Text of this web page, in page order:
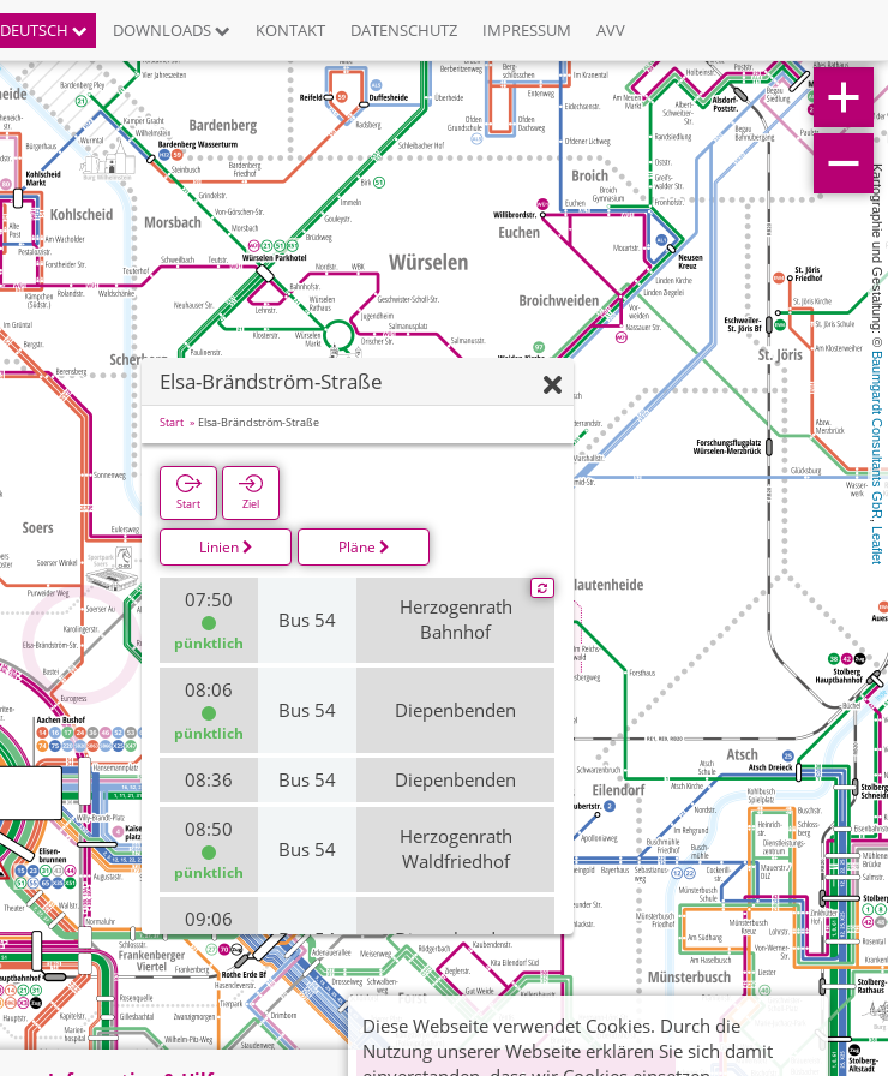
DEUTSCH DOWNLOADS KONTAKT DATENSCHUTZ IMPRESSUM AVV
Kartographie und Gestaltung: ©
Baumgardt Consultants GbR
,
Leaflet
Elsa-Brändström-Straße
Start Elsa-Brändström-Straße
Start Ziel
Linien Pläne
07:50
pünktlich
Bus 54
Herzogenrath
Bahnhof
08:06
pünktlich
Bus 54 Diepenbenden
08:36 Bus 54 Diepenbenden
08:50
pünktlich
Bus 54
Herzogenrath
Waldfriedhof
09:06
pünktlich
Bus 54 Diepenbenden
09:35
pünktlich
Bus 54
Merkstein
Industriegebiet
Diese Webseite verwendet Cookies. Durch die
Nutzung unserer Webseite erklären Sie sich damit